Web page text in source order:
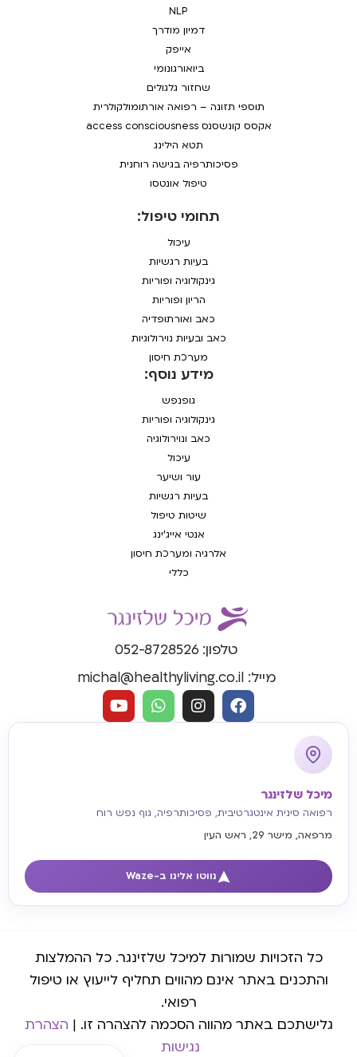
טלפון: 052-8728526
מייל: michal@healthyliving.co.il
מיכל שלזינגר
רפואה סינית אינטגרטיבית, פסיכותרפיה, גוף נפש רוח
מרפאה, מישר 29, ראש העין
נווטו אלינו ב-Waze
תחומי טיפול:
עיכול
בעיות רגשיות
גינקולוגיה ופוריות
הריון ופוריות
כאב ואורתופדיה
כאב ובעיות נוירולוגיות
מערכת חיסון
מידע נוסף:
גופנפש
גינקולוגיה ופוריות
כאב ונוירולוגיה
עיכול
עור ושיער
בעיות רגשיות
שיטות טיפול
אנטי אייג'ינג
אלרגיה ומערכת חיסון
כללי
NLP
דמיון מודרך
אייפק
ביואורגונומי
שחזור גלגולים
תוספי תזונה – רפואה אורתומולקולרית
אקסס קונשסנס access consciousness
תטא הילינג
פסיכותרפיה בגישה רוחנית
טיפול אונטסו
כל הזכויות שמורות למיכל שלזינגר. כל ההמלצות
והתכנים באתר אינם מהווים תחליף לייעוץ או טיפול
רפואי.
גלישתכם באתר מהווה הסכמה להצהרה זו. | הצהרת
נגישות